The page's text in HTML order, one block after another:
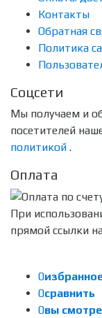
Контакты
Обратная
Политика
Соцсети
Мы получаем и
посетителей
политикой .
Оплата
При
прямой ссылки
0
0сравнить
0вы